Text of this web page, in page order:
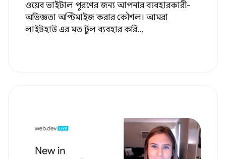
ওয়েব ভাইটাল পূরণের জন্য আপনার ব্যবহারকারী-
অভিজ্ঞতা অপ্টিমাইজ করার কৌশল। আমরা
লাইটহাউ এর মত টুল ব্যবহার করি...